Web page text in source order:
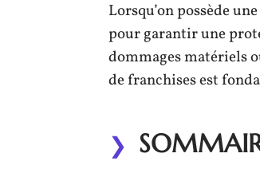
Lorsqu’on possède
pour garantir une
dommages matériels
de franchises est